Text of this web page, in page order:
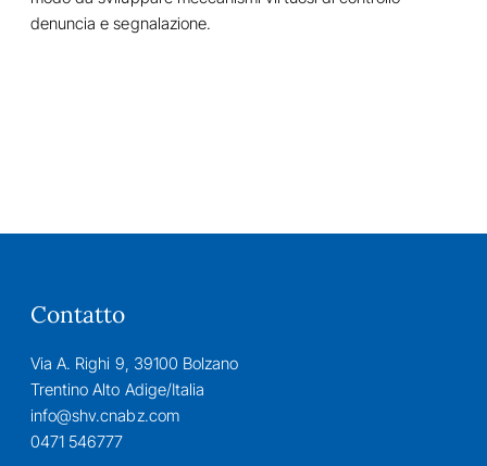
denuncia e segnalazione.
Contatto
Via A. Righi 9, 39100 Bolzano
Trentino Alto Adige/Italia
info@shv.cnabz.com
0471 546777